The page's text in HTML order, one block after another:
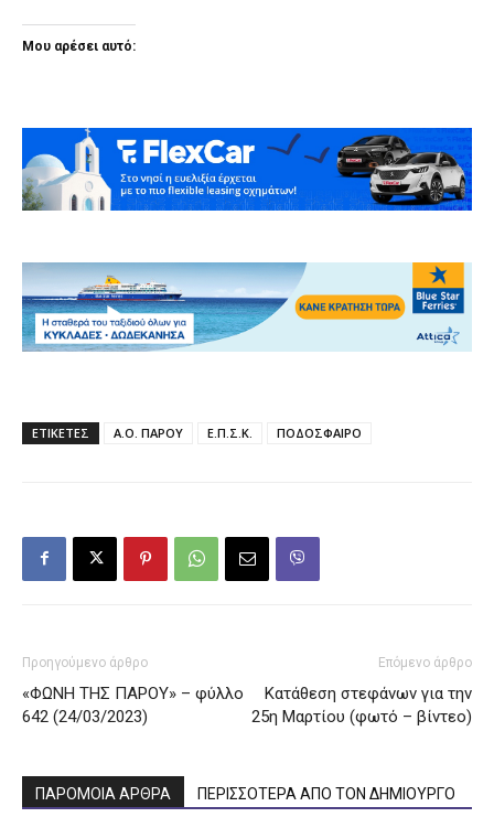
Μου αρέσει αυτό:
ΕΤΙΚΕΤΕΣ Α.Ο. ΠΑΡΟΥ Ε.Π.Σ.Κ. ΠΟΔΟΣΦΑΙΡΟ
Προηγούμενο άρθρο
«ΦΩΝΗ ΤΗΣ ΠΑΡΟΥ» – φύλλο
642 (24/03/2023)
Επόμενο άρθρο
Κατάθεση στεφάνων για την
25η Μαρτίου (φωτό – βίντεο)
ΠΑΡΟΜΟΙΑ ΑΡΘΡΑ ΠΕΡΙΣΣΟΤΕΡΑ ΑΠΟ ΤΟΝ ΔΗΜΙΟΥΡΓΟ